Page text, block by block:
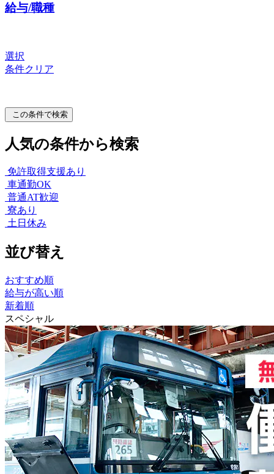
給与/職種
選択
条件クリア
この条件で検索
人気の条件から検索
免許取得支援あり
車通勤OK
普通AT歓迎
寮あり
土日休み
並び替え
おすすめ順
給与が高い順
新着順
スペシャル